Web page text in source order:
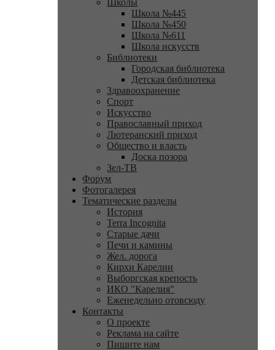
Школы
Школа №445
Школа №450
Школа №611
Школа искусств
Библиотеки
Городская библиотека
Детская библиотека
Здравоохранение
Спорт
Искусство
Православный приход
Лютеранский приход
Общество и власть
Доска позора
Зел-ТВ
Форум
Фотогалерея
Тематические разделы
История
Terra Incognita
Старые дачи
Печи и камины
Жел. дорога
Кирхи Карелии
Выборгская крепость
ИКО "Карелия"
Еженедельно отовсюду
Контакты
О проекте
Реклама на сайте
Пишите нам